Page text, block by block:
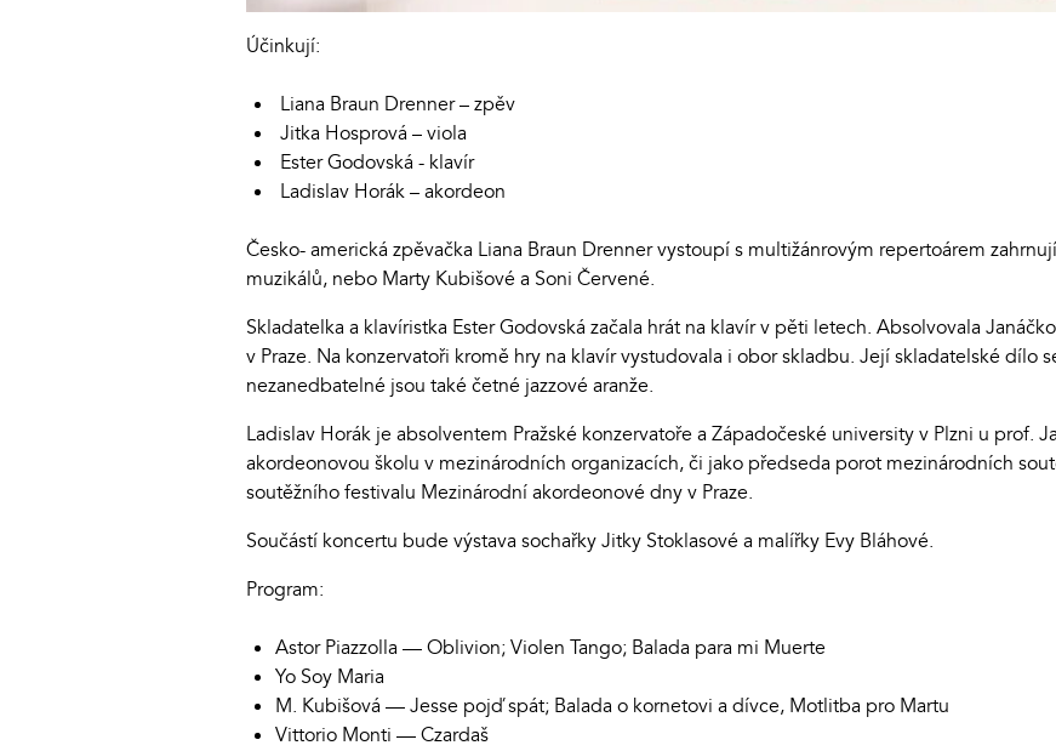
Účinkují:
Liana Braun Drenner – zpěv
Jitka Hosprová – viola
Ester Godovská - klavír
Ladislav Horák – akordeon
Česko- americká zpěvačka Liana Braun Drenner vystoupí s multižánrovým repertoárem
muzikálů, nebo Marty Kubišové a Soni Červené.
Skladatelka a klavíristka Ester Godovská začala hrát na klavír v pěti letech. Absolvovala
v Praze. Na konzervatoři kromě hry na klavír vystudovala i obor skladbu. Její skladatelské dílo
nezanedbatelné jsou také četné jazzové aranže.
Ladislav Horák je absolventem Pražské konzervatoře a Západočeské university v Plzni u prof.
akordeonovou školu v mezinárodních organizacích, či jako předseda porot mezinárodních
soutěžního festivalu Mezinárodní akordeonové dny v Praze.
Součástí koncertu bude výstava sochařky Jitky Stoklasové a malířky Evy Bláhové.
Program:
Astor Piazzolla — Oblivion; Violen Tango; Balada para mi Muerte
Yo Soy Maria
M. Kubišová — Jesse pojď spát; Balada o kornetovi a dívce, Motlitba pro Martu
Vittorio Monti — Czardaš